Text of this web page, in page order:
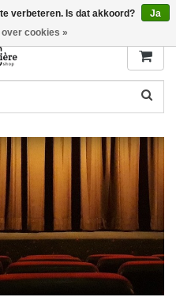
verbeteren. Is dat akkoord?
Ja
over cookies »